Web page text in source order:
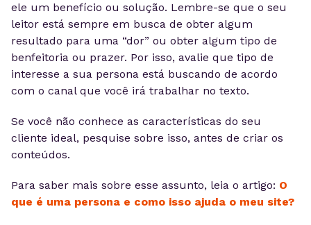
ele um benefício ou solução. Lembre-se que o seu
leitor está sempre em busca de obter algum
resultado para uma “dor” ou obter algum tipo de
benfeitoria ou prazer. Por isso, avalie que tipo de
interesse a sua persona está buscando de acordo
com o canal que você irá trabalhar no texto.
Se você não conhece as características do seu
cliente ideal, pesquise sobre isso, antes de criar os
conteúdos.
Para saber mais sobre esse assunto, leia o artigo: O
que é uma persona e como isso ajuda o meu site?